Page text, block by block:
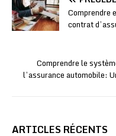
Comprendre
contrat
Comprendre le
l’assurance automobile:
ARTICLES RÉCENTS